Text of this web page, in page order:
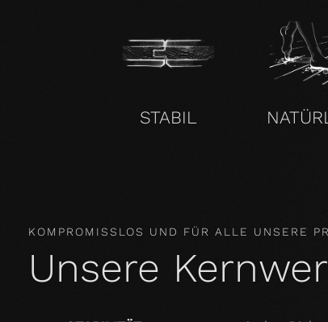
STABIL
KOMPROMISSLOS UND FÜR ALLE UNSERE
Unsere